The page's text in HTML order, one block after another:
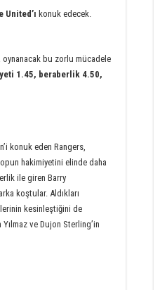
United’ı konuk edecek.
oynanacak bu zorlu mücadele
1.45, beraberlik 4.50,
konuk eden Rangers,
hakimiyetini elinde daha
ile giren Barry
koştular. Aldıkları
kesinleştiğini de
ve Dujon Sterling’in